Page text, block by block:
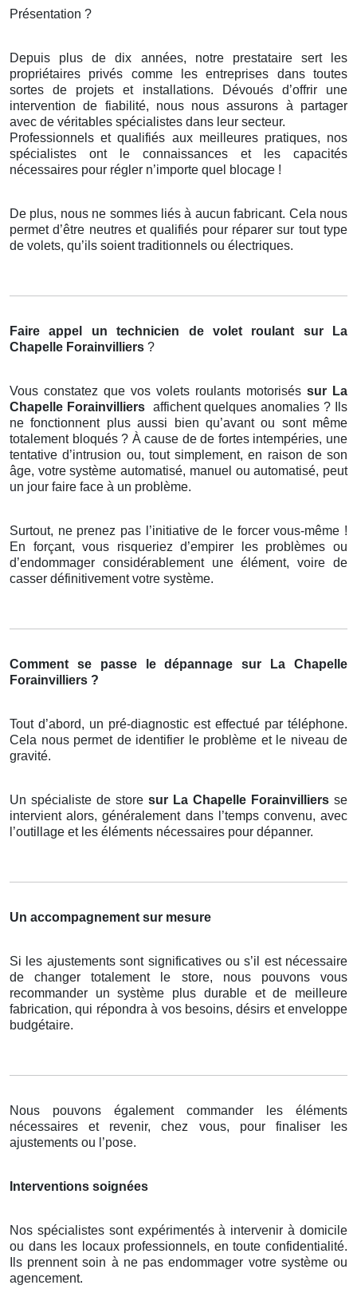
Présentation ?
Depuis plus de dix années, notre prestataire sert les
propriétaires privés comme les entreprises dans toutes
sortes de projets et installations. Dévoués d’offrir une
intervention de fiabilité, nous nous assurons à partager
avec de véritables spécialistes dans leur secteur.
Professionnels et qualifiés aux meilleures pratiques, nos
spécialistes ont le connaissances et les capacités
nécessaires pour régler n’importe quel blocage !
De plus, nous ne sommes liés à aucun fabricant. Cela nous
permet d’être neutres et qualifiés pour réparer sur tout type
de volets, qu’ils soient traditionnels ou électriques.
Faire appel un technicien de volet roulant
sur La
Chapelle Forainvilliers ?
Vous constatez que vos volets roulants motorisés sur La
Chapelle Forainvilliers affichent quelques anomalies ? Ils
ne fonctionnent plus aussi bien qu’avant ou sont même
totalement bloqués ? À cause de de fortes intempéries, une
tentative d’intrusion ou, tout simplement, en raison de son
âge, votre système automatisé, manuel ou automatisé, peut
un jour faire face à un problème.
Surtout, ne prenez pas l’initiative de le forcer vous-même !
En forçant, vous risqueriez d’empirer les problèmes ou
d’endommager considérablement une élément, voire de
casser définitivement votre système.
Comment se passe le dépannage sur La Chapelle
Forainvilliers ?
Tout d’abord, un pré-diagnostic est effectué par téléphone.
Cela nous permet de identifier le problème et le niveau de
gravité.
Un spécialiste de store sur La Chapelle Forainvilliers se
intervient alors, généralement dans l’temps convenu, avec
l’outillage et les éléments nécessaires pour dépanner.
Un accompagnement sur mesure
Si les ajustements sont significatives ou s’il est nécessaire
de changer totalement le store, nous pouvons vous
recommander un système plus durable et de meilleure
fabrication, qui répondra à vos besoins, désirs et enveloppe
budgétaire.
Nous pouvons également commander les éléments
nécessaires et revenir, chez vous, pour finaliser les
ajustements ou l’pose.
Interventions soignées
Nos spécialistes sont expérimentés à intervenir à domicile
ou dans les locaux professionnels, en toute confidentialité.
Ils prennent soin à ne pas endommager votre système ou
agencement.